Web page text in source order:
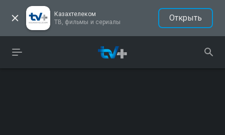
Казахтелеком
ТВ, фильмы и сериалы
Открыть